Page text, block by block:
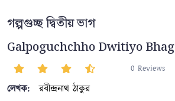
গল্পগুচ্ছ দ্বিতীয় ভাগ
Galpoguchchho Dwitiyo Bhag
0 Reviews
লেখক:
রবীন্দ্রনাথ ঠাকুর